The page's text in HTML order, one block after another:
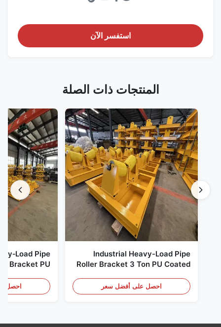
استفسر الآن
المنتجات ذات الصلة
Industrial Heavy-Load Pipe
Roller Bracket 3 Ton PU Coated
Stand
احصل على أفضل سعر
Pipe
Bracket PU
Fabrication
احصل